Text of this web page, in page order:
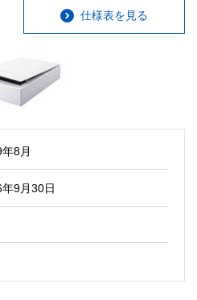
仕様表を見る
8月
9月30日